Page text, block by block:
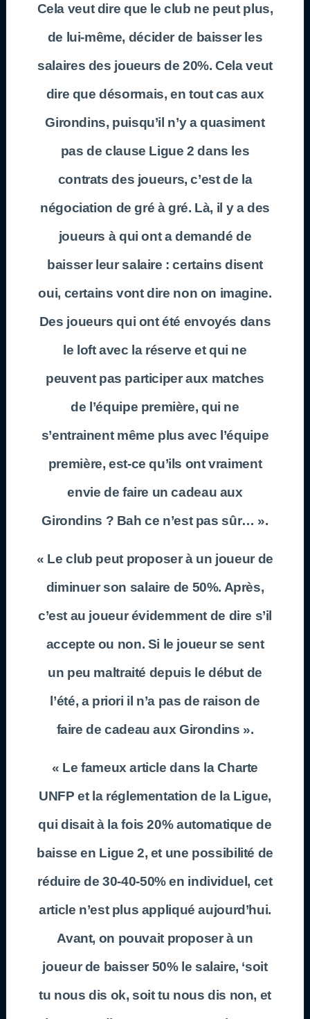
Cela veut dire que le club ne peut plus,
de lui-même, décider de baisser les
salaires des joueurs de 20%. Cela veut
dire que désormais, en tout cas aux
Girondins, puisqu’il n’y a quasiment
pas de clause Ligue 2 dans les
contrats des joueurs, c’est de la
négociation de gré à gré. Là, il y a des
joueurs à qui ont a demandé de
baisser leur salaire : certains disent
oui, certains vont dire non on imagine.
Des joueurs qui ont été envoyés dans
le loft avec la réserve et qui ne
peuvent pas participer aux matches
de l’équipe première, qui ne
s’entrainent même plus avec l’équipe
première, est-ce qu’ils ont vraiment
envie de faire un cadeau aux
Girondins ? Bah ce n’est pas sûr… ».
« Le club peut proposer à un joueur de
diminuer son salaire de 50%. Après,
c’est au joueur évidemment de dire s’il
accepte ou non. Si le joueur se sent
un peu maltraité depuis le début de
l’été, a priori il n’a pas de raison de
faire de cadeau aux Girondins ».
« Le fameux article dans la Charte
UNFP et la réglementation de la Ligue,
qui disait à la fois 20% automatique de
baisse en Ligue 2, et une possibilité de
réduire de 30-40-50% en individuel, cet
article n’est plus appliqué aujourd’hui.
Avant, on pouvait proposer à un
joueur de baisser 50% le salaire, ‘soit
tu nous dis ok, soit tu nous dis non, et